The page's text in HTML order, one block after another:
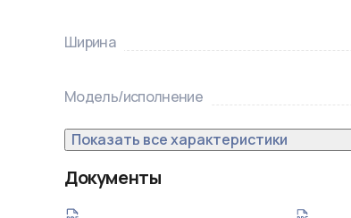
Ширина
Модель/исполнение
Показать все характеристики
Документы